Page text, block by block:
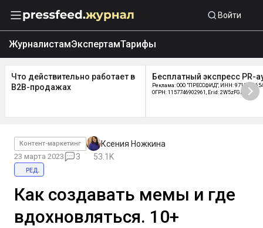
Войти
ЖурналистамЭкспертамТарифы
Что действительно работает в
B2B-продажах
Бесплатный экспресс PR-
Реклама: ООО "ПРЕССФИД", ИНН:
ОГРН: 1157746902961, Erid: 2W5zFGDycPz
Контент-маркетинг Ксения Ножкина
23 марта 2023 3
53.1K
ред.
Как создавать мемы и где
вдохновляться. 10+